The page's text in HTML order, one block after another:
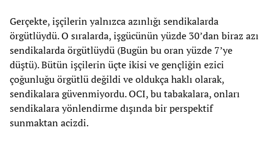
Gerçekte, işçilerin yalnızca azınlığı sendikalarda
örgütlüydü. O sıralarda, işgücünün yüzde 30’dan biraz azı
sendikalarda örgütlüydü (Bugün bu oran yüzde 7’ye
düştü). Bütün işçilerin üçte ikisi ve gençliğin ezici
çoğunluğu örgütlü değildi ve oldukça haklı olarak,
sendikalara güvenmiyordu. OCI, bu tabakalara, onları
sendikalara yönlendirme dışında bir perspektif
sunmaktan acizdi.